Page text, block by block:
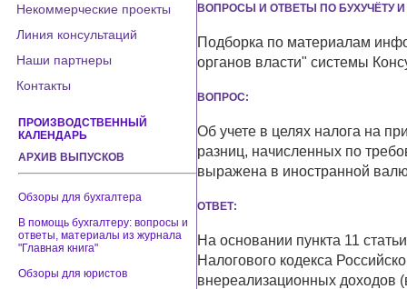
Некоммерческие проекты
Линия консультаций
Наши партнеры
Контакты
ПРОИЗВОДСТВЕННЫЙ
КАЛЕНДАРЬ
АРХИВ ВЫПУСКОВ
Обзоры для бухгалтера
В помощь бухгалтеру: вопросы и
ответы, материалы из журнала
"Главная книга"
Обзоры для юристов
ВОПРОСЫ И ОТВЕТЫ ПО БУХУЧЁТУ
Подборка по материалам
органов власти" системы
ВОПРОС:
Об учете в целях налога на
разниц, начисленных по
выражена в иностранной
ОТВЕТ:
На основании пункта 11
Налогового кодекса
внереализационных доходов